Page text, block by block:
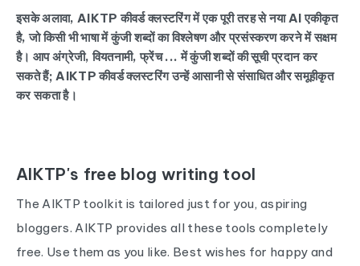
इसके अलावा, AIKTP कीवर्ड क्लस्टरिंग में एक पूरी तरह से नया AI एकीकृत
है, जो किसी भी भाषा में कुंजी शब्दों का विश्लेषण और प्रसंस्करण करने में सक्षम
है। आप अंग्रेजी, वियतनामी, फ्रेंच ... में कुंजी शब्दों की सूची प्रदान कर
सकते हैं; AIKTP कीवर्ड क्लस्टरिंग उन्हें आसानी से संसाधित और समूहीकृत
कर सकता है।
AIKTP's free blog writing tool
The AIKTP toolkit is tailored just for you, aspiring
bloggers. AIKTP provides all these tools completely
free. Use them as you like. Best wishes for happy and